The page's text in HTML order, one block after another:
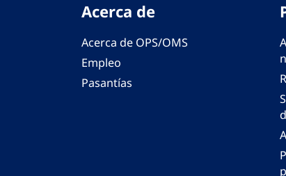
Acerca de
Acerca de OPS/OMS
Empleo
Pasantías